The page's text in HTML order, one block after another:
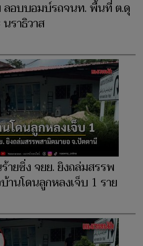
ลอบบอมบ์รถจนท. พื้นที่ ต.ดุ
ราธิวาส
ยซิ่ง จยย. ยิงถล่มสรรพ
านโดนลูกหลงเจ็บ 1 ราย